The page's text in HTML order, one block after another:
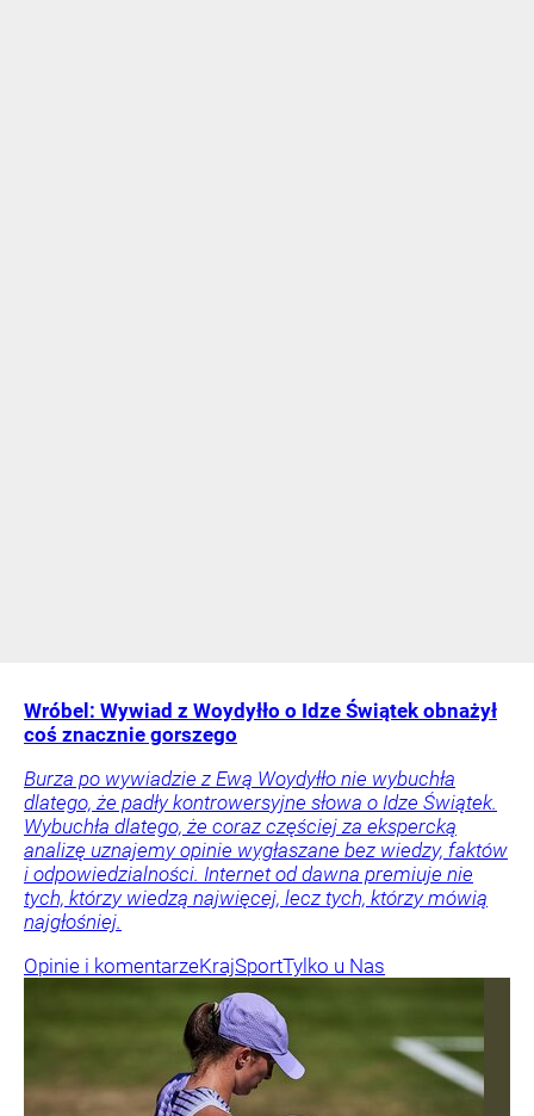
Wróbel: Wywiad z Woydyłło o Idze Świątek obnażył
coś znacznie gorszego
Burza po wywiadzie z Ewą Woydyłło nie wybuchła
dlatego, że padły kontrowersyjne słowa o Idze Świątek.
Wybuchła dlatego, że coraz częściej za ekspercką
analizę uznajemy opinie wygłaszane bez wiedzy, faktów
i odpowiedzialności. Internet od dawna premiuje nie
tych, którzy wiedzą najwięcej, lecz tych, którzy mówią
najgłośniej.
Opinie i komentarzeKrajSportTylko u Nas